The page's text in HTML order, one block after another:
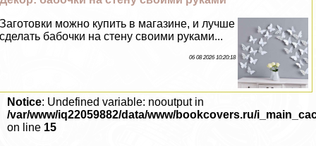
Заготовки можно купить в магазине, и лучше
сделать бабочки на стену своими руками...
06 08 2026 10:20:18
Notice: Undefined variable: nooutput in
/var/www/iq22059882/data/www/bookcovers.ru/
on line 15